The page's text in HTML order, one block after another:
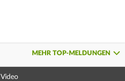
MEHR TOP-MELDUNGEN
Video